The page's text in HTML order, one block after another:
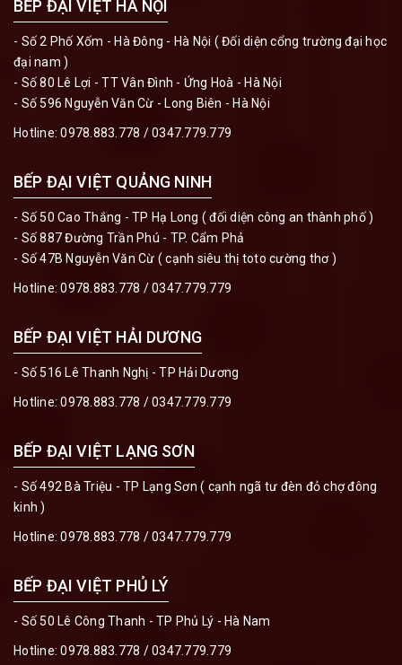
BẾP ĐẠI VIỆT HÀ NỘI
- Số 2 Phố Xốm - Hà Đông - Hà Nội ( Đối diện cổng trường đại học
đại nam )
- Số 80 Lê Lợi - TT Vân Đình - Ứng Hoà - Hà Nội
- Số 596 Nguyễn Văn Cừ - Long Biên - Hà Nội
Hotline:0978.883.778 /0347.779.779
BẾP ĐẠI VIỆT QUẢNG NINH
- Số 50 Cao Thắng - TP Hạ Long ( đối diện công an thành phố )
- Số 887 Đường Trần Phú - TP. Cẩm Phả
- Số 47B Nguyễn Văn Cừ ( cạnh siêu thị toto cường thơ )
Hotline:0978.883.778 /0347.779.779
BẾP ĐẠI VIỆT HẢI DƯƠNG
- Số 516 Lê Thanh Nghị - TP Hải Dương
Hotline:0978.883.778 /0347.779.779
BẾP ĐẠI VIỆT LẠNG SƠN
- Số 492 Bà Triệu - TP Lạng Sơn ( cạnh ngã tư đèn đỏ chợ đông
kinh )
Hotline:0978.883.778 /0347.779.779
BẾP ĐẠI VIỆT PHỦ LÝ
- Số 50 Lê Công Thanh - TP Phủ Lý - Hà Nam
Hotline:0978.883.778 /0347.779.779